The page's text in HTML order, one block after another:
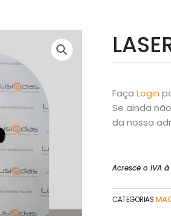
Faça Login
Se ainda
da nossa
Acresce o IVA
CATEGORIAS